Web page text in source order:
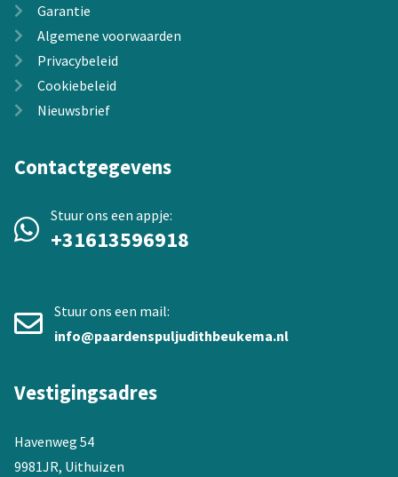
Garantie
Algemene voorwaarden
Privacybeleid
Cookiebeleid
Nieuwsbrief
Contactgegevens
Stuur ons een appje:
+31613596918
Stuur ons een mail:
info@paardenspuljudithbeukema.nl
Vestigingsadres
Havenweg 54
9981JR, Uithuizen